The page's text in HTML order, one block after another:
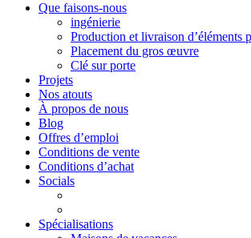
Que faisons-nous
ingénierie
Production et livraison d’éléments
Placement du gros œuvre
Clé sur porte
Projets
Nos atouts
À propos de nous
Blog
Offres d’emploi
Conditions de vente
Conditions d’achat
Socials
Spécialisations